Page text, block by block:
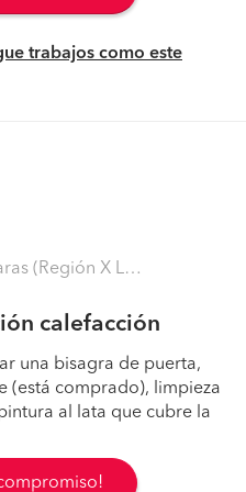
trabajos como este
X Los Lagos - Llanquihue)
calefacción
una bisagra de puerta,
(está comprado), limpieza
al lata que cubre la